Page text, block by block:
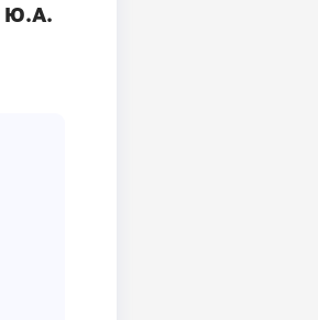
Ю.А.